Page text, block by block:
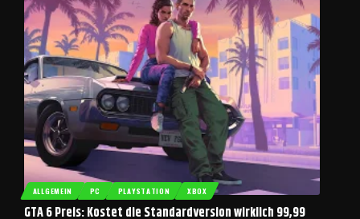
ALLGEMEIN PC PLAYSTATION XBOX
GTA 6 Preis: Kostet die Standardversion wirklich 99,99